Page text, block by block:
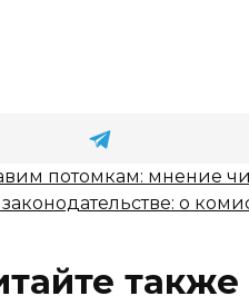
потомкам: мнение
о
также